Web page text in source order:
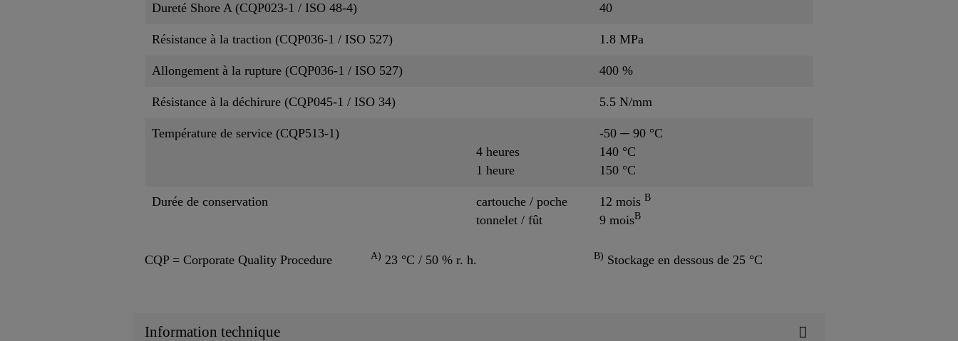
Dureté Shore A (CQP023-1 / ISO 48-4) 40
Résistance à la traction (CQP036-1 / ISO 527) 1.8 MPa
Allongement à la rupture (CQP036-1 / ISO 527) 400 %
Résistance à la déchirure (CQP045-1 / ISO 34) 5.5 N/mm
Température de service (CQP513-1)
4 heures
1 heure
-50 ─ 90 °C
140 °C
150 °C
Durée de conservation
cartouche / poche
tonnelet / fût
12 mois B
9 moisB
CQP = Corporate Quality Procedure A) 23 °C / 50 % r. h. B) Stockage en dessous de 25 °C
Information technique